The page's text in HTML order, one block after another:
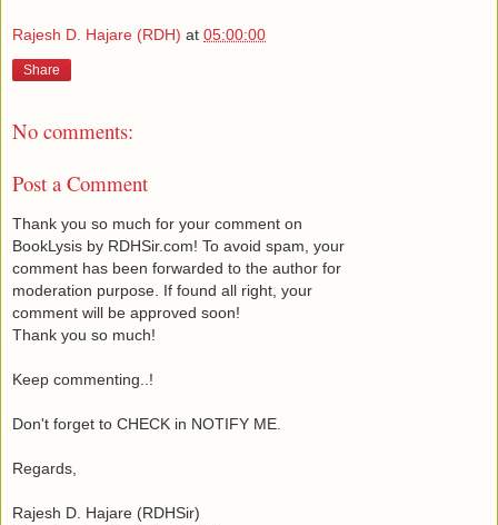
Rajesh D. Hajare (RDH) at 05:00:00
Share
No comments:
Post a Comment
Thank you so much for your comment on
BookLysis by RDHSir.com! To avoid spam, your
comment has been forwarded to the author for
moderation purpose. If found all right, your
comment will be approved soon!
Thank you so much!
Keep commenting..!
Don't forget to CHECK in NOTIFY ME.
Regards,
Rajesh D. Hajare (RDHSir)